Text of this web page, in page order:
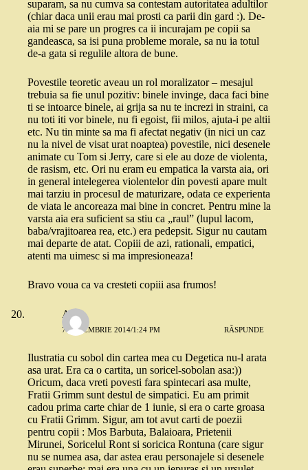
suparam, sa nu cumva sa contestam autoritatea adultilor
(chiar daca unii erau mai prosti ca parii din gard :). De-
aia mi se pare un progres ca ii incurajam pe copii sa
gandeasca, sa isi puna probleme morale, sa nu ia totul
de-a gata si regulile altora de bune.
Povestile teoretic aveau un rol moralizator – mesajul
trebuia sa fie unul pozitiv: binele invinge, daca faci bine
ti se intoarce binele, ai grija sa nu te increzi in straini, ca
nu toti iti vor binele, nu fi egoist, fii milos, ajuta-i pe altii
etc. Nu tin minte sa ma fi afectat negativ (in nici un caz
nu la nivel de visat urat noaptea) povestile, nici desenele
animate cu Tom si Jerry, care si ele au doze de violenta,
de rasism, etc. Ori nu eram eu empatica la varsta aia, ori
in general intelegerea violentelor din povesti apare mult
mai tarziu in procesul de maturizare, odata ce experienta
de viata le ancoreaza mai bine in concret. Pentru mine la
varsta aia era suficient sa stiu ca „raul” (lupul lacom,
baba/vrajitoarea rea, etc.) era pedepsit. Sigur nu cautam
mai departe de atat. Copiii de azi, rationali, empatici,
atenti ma uimesc si ma impresioneaza!
Bravo voua ca va cresteti copiii asa frumos!
Alina
7 DECEMBRIE 2014/1:24 PM RĂSPUNDE
Ilustratia cu sobol din cartea mea cu Degetica nu-l arata
asa urat. Era ca o cartita, un soricel-sobolan asa:))
Oricum, daca vreti povesti fara spintecari asa multe,
Fratii Grimm sunt destul de simpatici. Eu am primit
cadou prima carte chiar de 1 iunie, si era o carte groasa
cu Fratii Grimm. Sigur, am tot avut carti de poezii
pentru copii : Mos Barbuta, Balaioara, Prietenii
Mirunei, Soricelul Ront si soricica Rontuna (care sigur
nu se numea asa, dar astea erau personajele si desenele